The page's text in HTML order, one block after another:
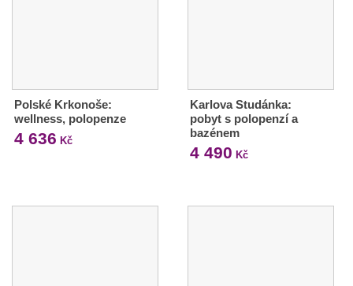
Polské Krkonoše:
wellness, polopenze
4 636 Kč
Karlova Studánka:
pobyt s polopenzí a
bazénem
4 490 Kč